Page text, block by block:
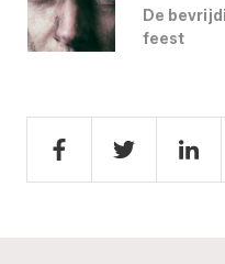
De
feest